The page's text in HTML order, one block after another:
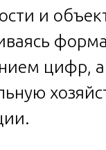
и
цифр,